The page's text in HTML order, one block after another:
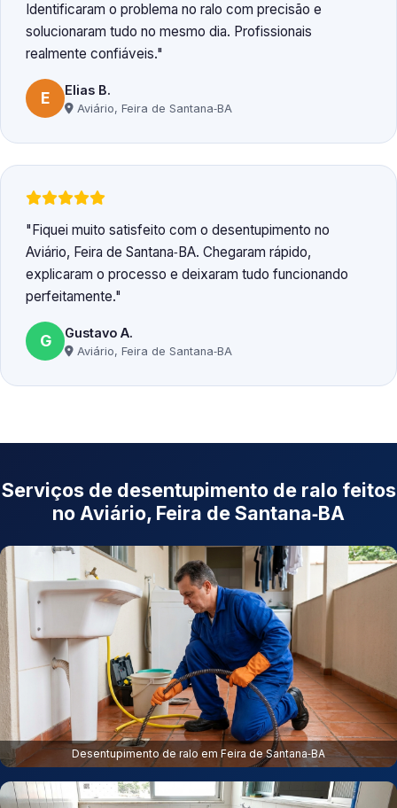
Identificaram o problema no ralo com precisão e
solucionaram tudo no mesmo dia. Profissionais
realmente confiáveis.
E Elias B.
Aviário, Feira de Santana‑BA
Fiquei muito satisfeito com o desentupimento no
Aviário, Feira de Santana‑BA. Chegaram rápido,
explicaram o processo e deixaram tudo funcionando
perfeitamente.
G Gustavo A.
Aviário, Feira de Santana‑BA
Serviços de desentupimento de ralo feitos
no Aviário, Feira de Santana‑BA
Desentupimento de ralo em Feira de Santana‑BA